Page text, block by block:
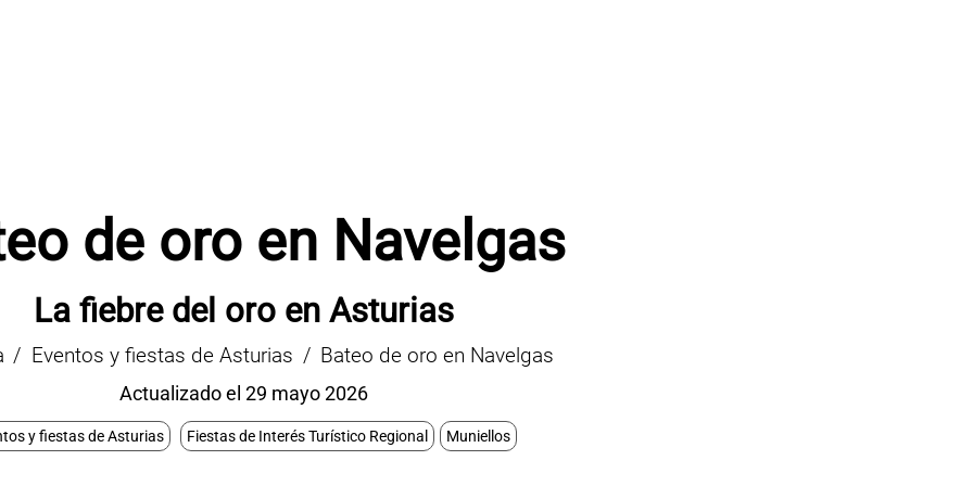
de oro en Navelgas
La fiebre del oro en Asturias
Eventos y fiestas de Asturias Bateo de oro en Navelgas
Actualizado el 29 mayo 2026
y fiestas de Asturias Fiestas de Interés Turístico Regional Muniellos